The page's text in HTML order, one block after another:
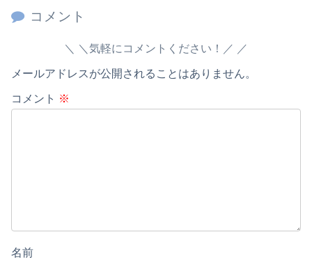
コメント
＼気軽にコメントください！／
メールアドレスが公開されることはありません。
コメント ※
名前